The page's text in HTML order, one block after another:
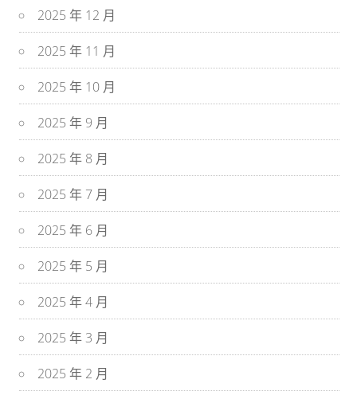
2025 年 12 月
2025 年 11 月
2025 年 10 月
2025 年 9 月
2025 年 8 月
2025 年 7 月
2025 年 6 月
2025 年 5 月
2025 年 4 月
2025 年 3 月
2025 年 2 月